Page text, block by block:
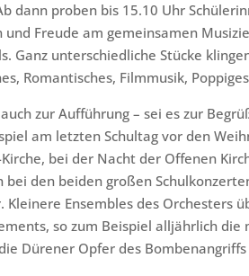
dann proben bis 15.10 Uhr
Freude am gemeinsamen
Ganz unterschiedliche Stücke
Romantisches, Filmmusik,
zur Aufführung – sei es zur
am letzten Schultag vor den
bei der Nacht der Offenen
den beiden großen
Ensembles des Orchesters
so zum Beispiel alljährlich die
Dürener Opfer des Bombenangriffs